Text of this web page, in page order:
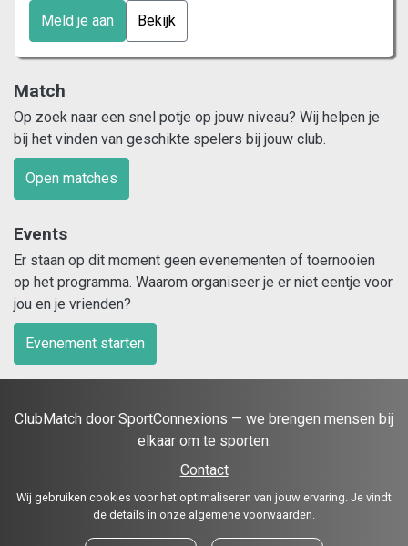
Meld je aan Bekijk
Match
Op zoek naar een snel potje op jouw niveau? Wij helpen je
bij het vinden van geschikte spelers bij jouw club.
Open matches
Events
Er staan op dit moment geen evenementen of toernooien
op het programma. Waarom organiseer je er niet eentje voor
jou en je vrienden?
Evenement starten
ClubMatch door SportConnexions — we brengen mensen bij
elkaar om te sporten.
Contact
Wij gebruiken cookies voor het optimaliseren van jouw ervaring. Je vindt
de details in onze algemene voorwaarden.